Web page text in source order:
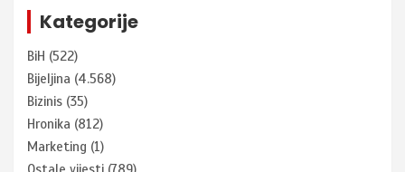
Kategorije
BiH (522)
Bijeljina (4.568)
Bizinis (35)
Hronika (812)
Marketing (1)